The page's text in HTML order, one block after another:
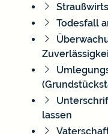
Todesfall
lassen